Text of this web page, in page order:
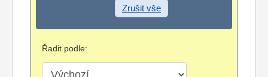
Zrušit vše
Řadit podle: